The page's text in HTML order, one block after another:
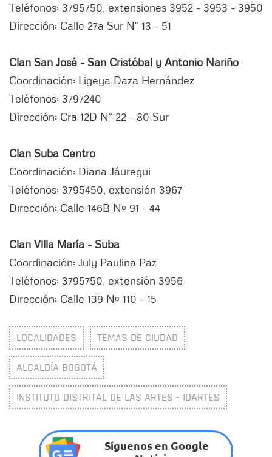
Teléfonos: 3795750, extensiones 3952 - 3953 - 3950
Dirección: Calle 27a Sur N° 13 - 51
Clan San José - San Cristóbal y Antonio Nariño
Coordinación: Ligeya Daza Hernández
Teléfonos: 3797240
Dirección: Cra 12D N° 22 - 80 Sur
Clan Suba Centro
Coordinación: Diana Jáuregui
Teléfonos: 3795450, extensión 3967
Dirección: Calle 146B Nº 91 - 44
Clan Villa María - Suba
Coordinación: July Paulina Paz
Teléfonos: 3795750, extensión 3956
Dirección: Calle 139 Nº 110 - 15
LOCALIDADES TEMAS DE CIUDAD
ALCALDÍA BOGOTÁ
INSTITUTO DISTRITAL DE LAS ARTES - IDARTES
Síguenos en Google